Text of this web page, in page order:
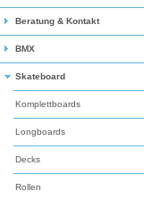
Beratung & Kontakt
BMX
Skateboard
Komplettboards
Longboards
Decks
Rollen